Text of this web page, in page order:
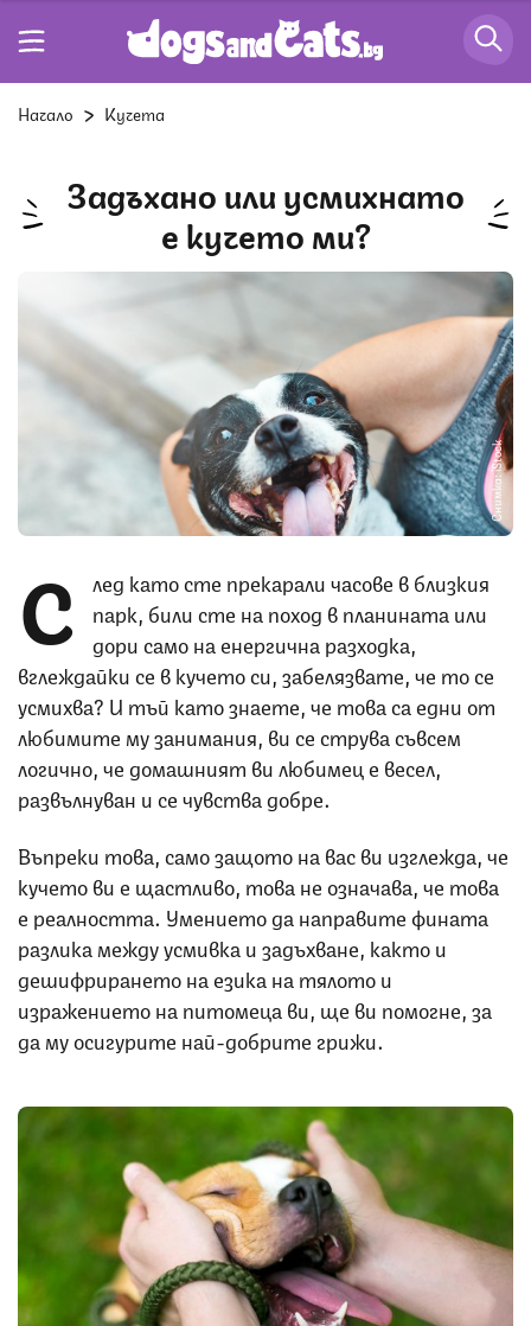
Начало Кучета
Задъхано или усмихнато
е кучето ми?
Снимка: iStock
С
лед като сте прекарали часове в близкия
парк, били сте на поход в планината или
дори само на енергична разходка,
вглеждайки се в кучето си, забелязвате, че то се
усмихва? И тъй като знаете, че това са едни от
любимите му занимания, ви се струва съвсем
логично, че домашният ви любимец е весел,
развълнуван и се чувства добре.
Въпреки това, само защото на вас ви изглежда, че
кучето ви е щастливо, това не означава, че това
е реалността. Умението да направите фината
разлика между усмивка и задъхване, както и
дешифрирането на езика на тялото и
изражението на питомеца ви, ще ви помогне, за
да му осигурите най-добрите грижи.